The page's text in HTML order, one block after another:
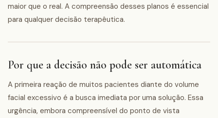
maior que o real. A compreensão desses planos é essencial
para qualquer decisão terapêutica.
Por que a decisão não pode ser automática
A primeira reação de muitos pacientes diante do volume
facial excessivo é a busca imediata por uma solução. Essa
urgência, embora compreensível do ponto de vista